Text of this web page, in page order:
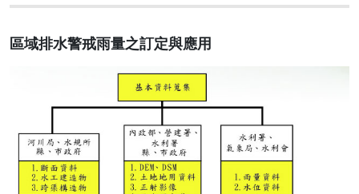
區域排水警戒雨量之訂定與應用